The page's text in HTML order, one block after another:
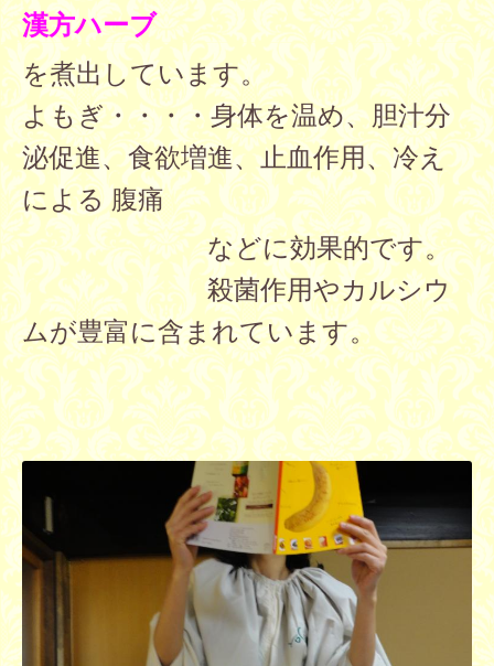
漢方ハーブ
を煮出しています。
よもぎ・・・・身体を温め、胆汁分
泌促進、食欲増進、止血作用、冷え
による 腹痛
などに効果的です。
殺菌作用やカルシウ
ムが豊富に含まれています。